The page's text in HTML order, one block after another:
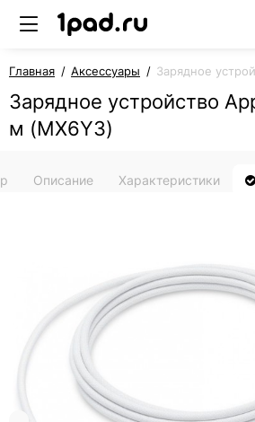
Главная Аксессуары Зарядное
Зарядное устройство
м (MX6Y3)
Описание Характеристики